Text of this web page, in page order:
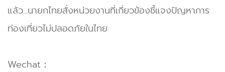
แล้ว...นายกไทยสั่งหน่วยงานที่เกี่ยวข้องชี้แจงปัญหาการ
ท่องเที่ยวไม่ปลอดภัยในไทย
Wechat：